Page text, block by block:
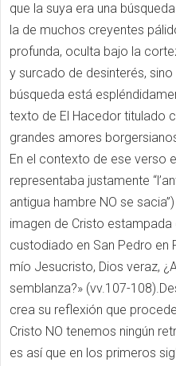
que la suya era una
la de muchos creyentes
profunda, oculta bajo la
y surcado de desinterés,
búsqueda está
texto de El Hacedor titulado
grandes amores
En el contexto de ese verso
representaba justamente
antigua hambre NO se
imagen de Cristo
custodiado en San Pedro en
mío Jesucristo, Dios veraz,
semblanza?» (vv.107-
crea su reflexión que
Cristo NO tenemos ningún
es así que en los primeros